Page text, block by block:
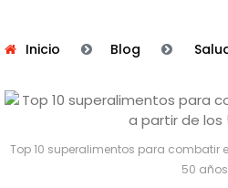
Inicio Blog
Top 10 superalimentos para combatir
50 años